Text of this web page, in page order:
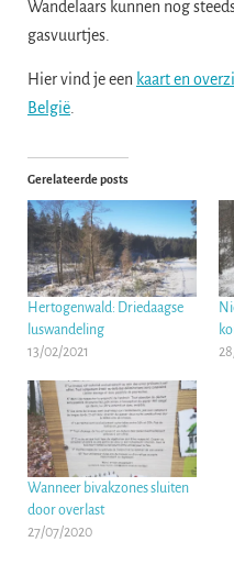
Wandelaars kunnen nog
gasvuurtjes.
Hier vind je een kaart en
België
Gerelateerde posts
Hertogenwald: Driedaagse
luswandeling
13/02/2021
Wanneer bivakzones sluiten
door overlast
27/07/2020